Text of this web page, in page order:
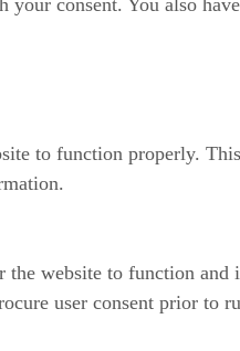
consent. You also
to function properly.
website to function
user consent prior to